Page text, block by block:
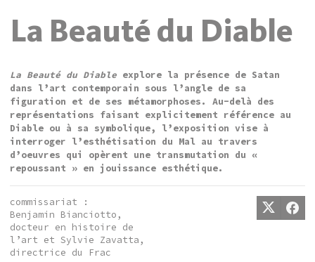
La Beauté du Diable
La Beauté du Diable explore la présence de Satan
dans l’art contemporain sous l’angle de sa
figuration et de ses métamorphoses. Au-delà des
représentations faisant explicitement référence au
Diable ou à sa symbolique, l’exposition vise à
interroger l’esthétisation du Mal au travers
d’oeuvres qui opèrent une transmutation du «
repoussant » en jouissance esthétique.
commissariat :
Benjamin Bianciotto,
docteur en histoire de
l’art et Sylvie Zavatta,
directrice du Frac